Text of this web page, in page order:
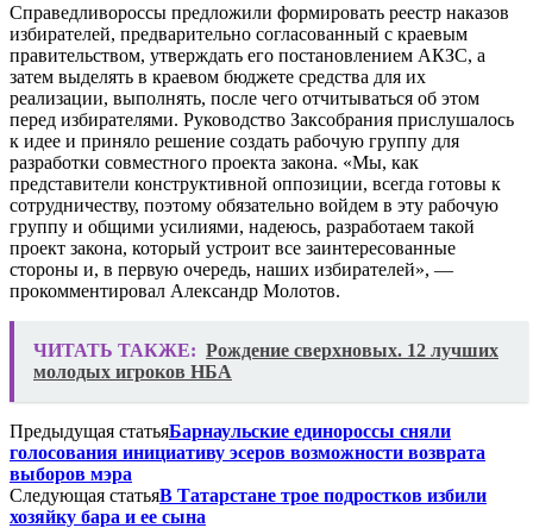
Справедливороссы предложили формировать реестр наказов
избирателей, предварительно согласованный с краевым
правительством, утверждать его постановлением АКЗС, а
затем выделять в краевом бюджете средства для их
реализации, выполнять, после чего отчитываться об этом
перед избирателями. Руководство Заксобрания прислушалось
к идее и приняло решение создать рабочую группу для
разработки совместного проекта закона. «Мы, как
представители конструктивной оппозиции, всегда готовы к
сотрудничеству, поэтому обязательно войдем в эту рабочую
группу и общими усилиями, надеюсь, разработаем такой
проект закона, который устроит все заинтересованные
стороны и, в первую очередь, наших избирателей», —
прокомментировал Александр Молотов.
ЧИТАТЬ ТАКЖЕ: Рождение сверхновых. 12 лучших
молодых игроков НБА
Предыдущая статьяБарнаульские единороссы сняли
голосования инициативу эсеров возможности возврата
выборов мэра
Следующая статьяВ Татарстане трое подростков избили
хозяйку бара и ее сына​